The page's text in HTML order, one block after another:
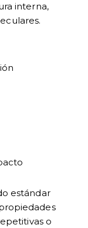
interna,
estándar
o